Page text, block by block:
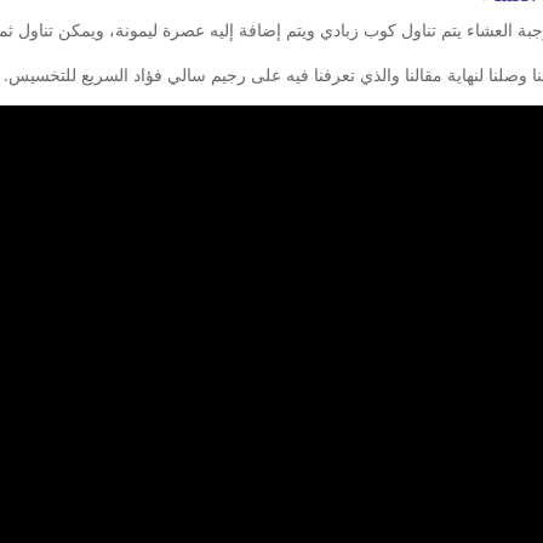
العشاء يتم تناول كوب زبادي ويتم إضافة إليه عصرة ليمونة، ويمكن تناول
وصلنا لنهاية مقالنا والذي تعرفنا فيه على رجيم سالي فؤاد السريع للتخسيس.